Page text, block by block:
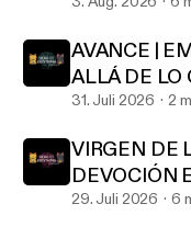
AVANCE |
ALLÁ DE LO
31. Juli 2026 2
VIRGEN DE
DEVOCIÓN
29. Juli 2026 6